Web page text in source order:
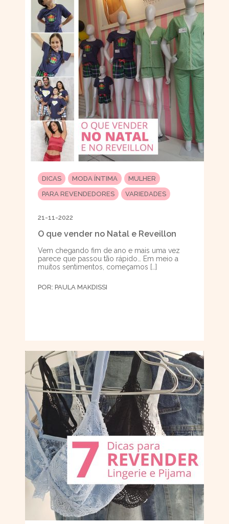
DICAS MODA ÍNTIMA
MULHER
PARA REVENDEDORES
VARIEDADES
21-11-2022
O que vender no Natal e Reveillon
Vem chegando fim de ano e mais uma vez
parece que passou tão rápido… Em meio a
muitos sentimentos, começamos […]
POR: PAULA MAKDISSI